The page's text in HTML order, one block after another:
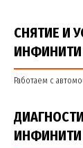
СНЯТИЕ И
ИНФИНИТИ
Работаем с
ИНФИНИТИ